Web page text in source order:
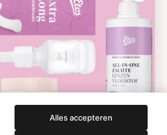
DETOXEN
Always
Libresse
Gliss Kur
Etos maandlenzen
Alles accepteren